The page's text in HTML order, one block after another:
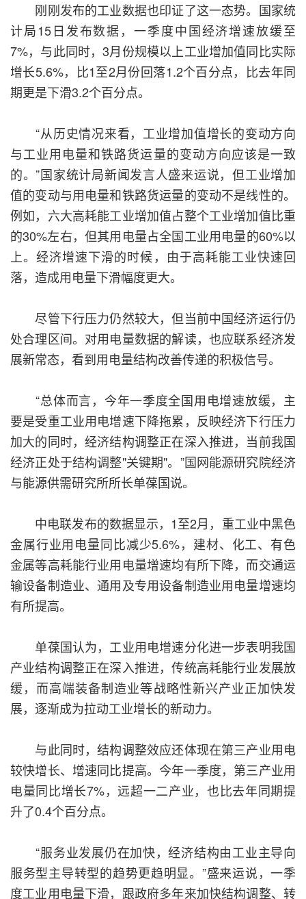
刚刚发布的工业数据也印证了这一态势。国家统
计局15日发布数据，一季度中国经济增速放缓至
7%，与此同时，3月份规模以上工业增加值同比实际
增长5.6%，比1至2月份回落1.2个百分点，比去年同
期更是下滑3.2个百分点。
“从历史情况来看，工业增加值增长的变动方向
与工业用电量和铁路货运量的变动方向应该是一致
的。”国家统计局新闻发言人盛来运说，但工业增加
值的变动与用电量和铁路货运量的变动不是线性的。
例如，六大高耗能工业增加值占整个工业增加值比重
的30%左右，但其用电量占全国工业用电量的60%以
上。经济增速下滑的时候，由于高耗能工业快速回
落，造成用电量下滑幅度更大。
尽管下行压力仍然较大，但当前中国经济运行仍
处合理区间。对用电量数据的解读，也应联系经济发
展新常态，看到用电量结构改善传递的积极信号。
“总体而言，今年一季度全国用电增速放缓，主
要是受重工业用电增速下降拖累，反映经济下行压力
加大的同时，经济结构调整正在深入推进，当前我国
经济正处于结构调整"关键期"。”国网能源研究院经济
与能源供需研究所所长单葆国说。
中电联发布的数据显示，1至2月，重工业中黑色
金属行业用电量同比减少5.6%，建材、化工、有色
金属等高耗能行业用电量增速均有所下降，而交通运
输设备制造业、通用及专用设备制造业用电量增速均
有所提高。
单葆国认为，工业用电增速分化进一步表明我国
产业结构调整正在深入推进，传统高耗能行业发展放
缓，而高端装备制造业等战略性新兴产业正加快发
展，逐渐成为拉动工业增长的新动力。
与此同时，结构调整效应还体现在第三产业用电
较快增长、增速同比提高。今年一季度，第三产业用
电量同比增长7%，远超一二产业，也比去年同期提
升了0.4个百分点。
“服务业发展仍在加快，经济结构由工业主导向
服务型主导转型的趋势更趋明显。”盛来运说，一季
度工业用电量下滑，跟政府多年来加快结构调整、转